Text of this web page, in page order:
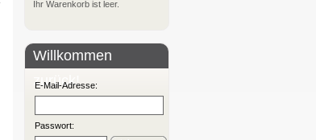
Ihr Warenkorb ist leer.
Willkommen
zurück!
E-Mail-Adresse:
Passwort: